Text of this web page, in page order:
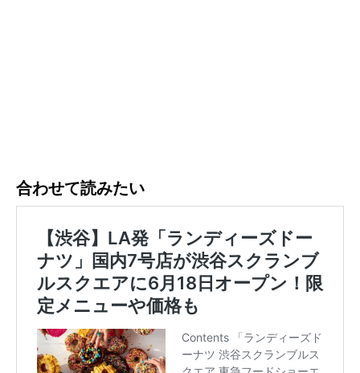
合わせて読みたい